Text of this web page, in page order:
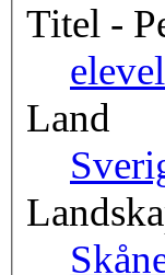
Titel -
elev
Land